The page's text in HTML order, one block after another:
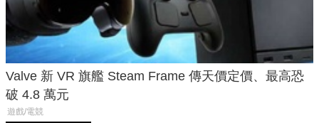
Valve 新 VR 旗艦 Steam Frame 傳天價定價、最高恐
破 4.8 萬元
遊戲/電競